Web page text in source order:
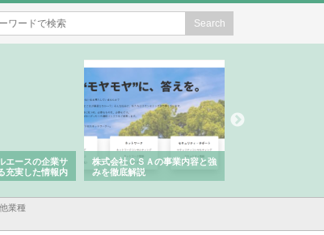
ＣＳＡの事業内容と強
解説
株式会社山形道路が手がける舗
装工事と土木技術の全容
業種